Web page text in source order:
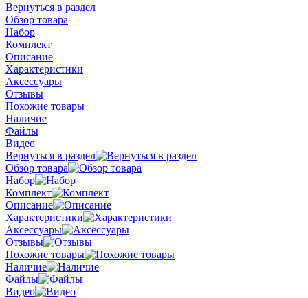
Вернуться в раздел
Обзор товара
Набор
Комплект
Описание
Характеристики
Аксессуары
Отзывы
Похожие товары
Наличие
Файлы
Видео
Вернуться в раздел
Обзор товара
Набор
Комплект
Описание
Характеристики
Аксессуары
Отзывы
Похожие товары
Наличие
Файлы
Видео